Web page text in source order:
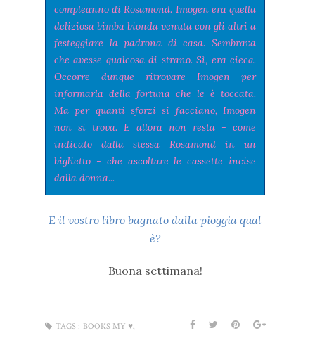
compleanno di Rosamond. Imogen era quella
deliziosa bimba bionda venuta con gli altri a
festeggiare la padrona di casa. Sembrava
che avesse qualcosa di strano. Sì, era cieca.
Occorre dunque ritrovare Imogen per
informarla della fortuna che le è toccata.
Ma per quanti sforzi si facciano, Imogen
non si trova. E allora non resta - come
indicato dalla stessa Rosamond in un
biglietto - che ascoltare le cassette incise
dalla donna...
E il vostro libro bagnato dalla pioggia qual
è?
Buona settimana!
TAGS : BOOKS MY ♥,